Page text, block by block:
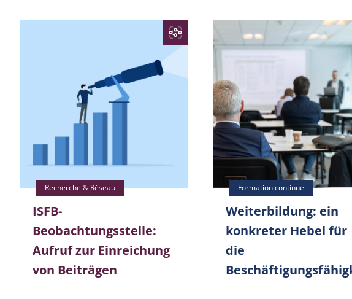
ISFB-
Beobachtungsstelle:
Aufruf zur Einreichung
von Beiträgen
Weiterbildung: ein
konkreter Hebel für
die